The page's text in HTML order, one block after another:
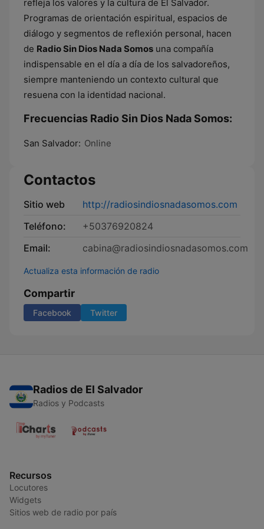
refleja los valores y la cultura de El Salvador.
Programas de orientación espiritual, espacios de
diálogo y segmentos de reflexión personal, hacen
de Radio Sin Dios Nada Somos una compañía
indispensable en el día a día de los salvadoreños,
siempre manteniendo un contexto cultural que
resuena con la identidad nacional.
Frecuencias Radio Sin Dios Nada Somos:
San Salvador: Online
Contactos
Sitio web
http://radiosindiosnadasomos.com
Teléfono:
+50376920824
Email:
cabina@radiosindiosnadasomos.com
Actualiza esta información de radio
Compartir
Facebook Twitter
Radios de El Salvador
Radios y Podcasts
Recursos
Locutores
Widgets
Sitios web de radio por país